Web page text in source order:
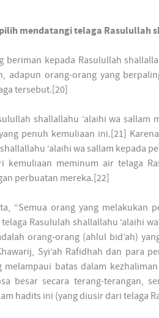
mendatangi telaga Rasulullah
beriman kepada Rasulullah
adapun orang-orang yang
tersebut.[20]
shallallahu ‘alaihi wa sallam
penuh kemuliaan ini.[21]
‘alaihi wa sallam kepada
meminum air telaga
perbuatan mereka.[22]
“Semua orang yang melakukan
Rasululah shallallahu ‘alaihi
orang-orang (ahlul bid’ah)
Syi’ah Rafidhah dan para
batas dalam
besar secara terang-terangan,
hadits ini (yang diusir dari telaga